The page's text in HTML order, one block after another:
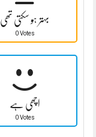
بہتر ہو سکتی تھی
0 Votes
اچھی ہے
0 Votes